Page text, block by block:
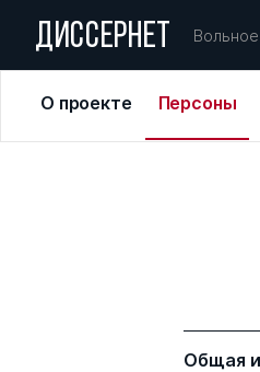
ДИССЕРНЕТ
О проекте Персоны
Общая